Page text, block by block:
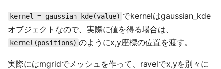
kernel = gaussian_kde(value) でkernelはgaussian_kde
オブジェクトなので、実際に値を得る場合は、
kernel(positions) のようにx,y座標の位置を渡す。
実際にはmgridでメッシュを作って、ravelでx,yを別々に